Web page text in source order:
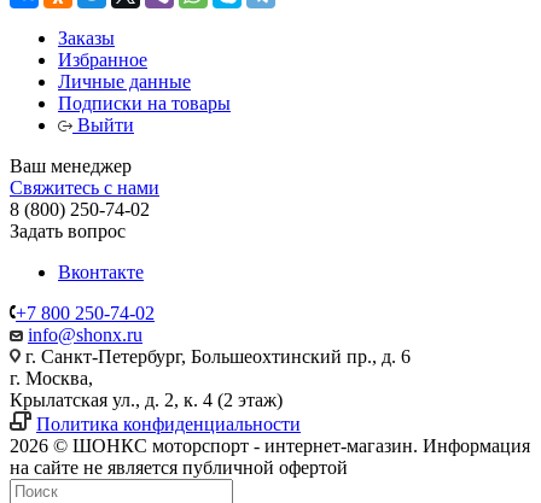
Заказы
Избранное
Личные данные
Подписки на товары
Выйти
Ваш менеджер
Свяжитесь с нами
8 (800) 250-74-02
Задать вопрос
Вконтакте
+7 800 250-74-02
info@shonx.ru
г. Санкт-Петербург, Большеохтинский пр., д. 6
г. Москва,
Крылатская ул., д. 2, к. 4 (2 этаж)
Политика конфиденциальности
2026 © ШОНКС моторспорт - интернет-магазин. Информация
на сайте не является публичной офертой